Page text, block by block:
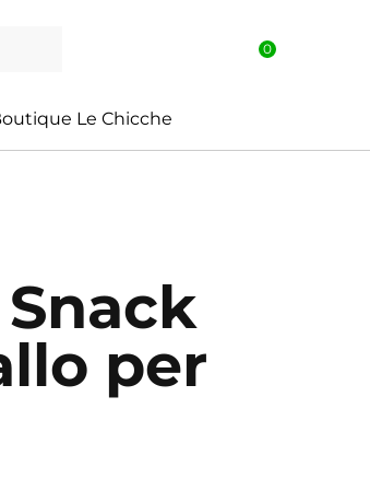
0
Le Chicche
per